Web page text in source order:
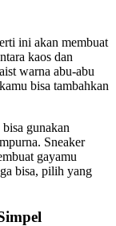
ini akan membuat
kaos dan
warna abu-abu
bisa tambahkan
gunakan
Sneaker
gayamu
bisa, pilih yang